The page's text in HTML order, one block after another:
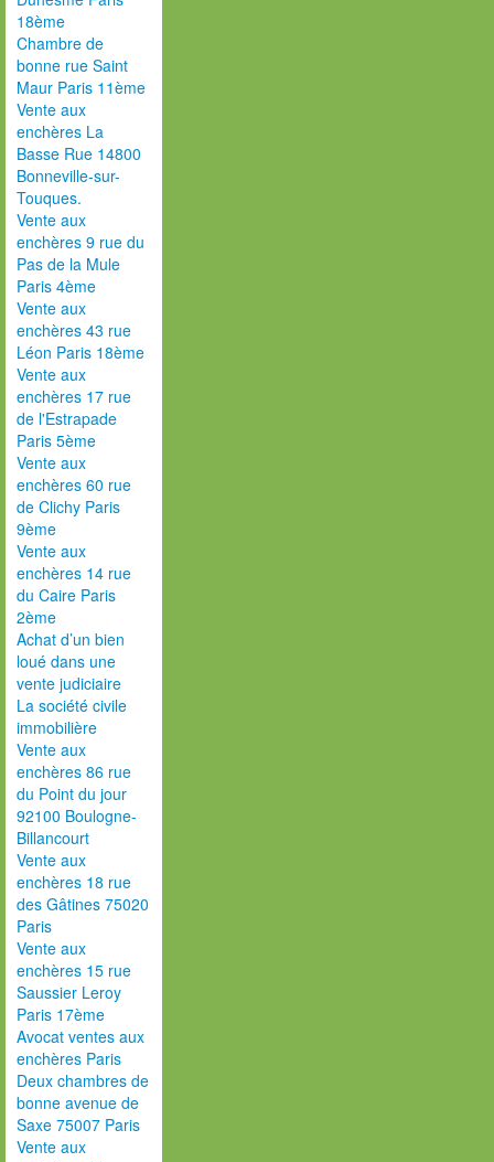
18ème
Chambre de
bonne rue Saint
Maur Paris 11ème
Vente aux
enchères La
Basse Rue 14800
Bonneville-sur-
Touques.
Vente aux
enchères 9 rue du
Pas de la Mule
Paris 4ème
Vente aux
enchères 43 rue
Léon Paris 18ème
Vente aux
enchères 17 rue
de l'Estrapade
Paris 5ème
Vente aux
enchères 60 rue
de Clichy Paris
9ème
Vente aux
enchères 14 rue
du Caire Paris
2ème
Achat d’un bien
loué dans une
vente judiciaire
La société civile
immobilière
Vente aux
enchères 86 rue
du Point du jour
92100 Boulogne-
Billancourt
Vente aux
enchères 18 rue
des Gâtines 75020
Paris
Vente aux
enchères 15 rue
Saussier Leroy
Paris 17ème
Avocat ventes aux
enchères Paris
Deux chambres de
bonne avenue de
Saxe 75007 Paris
Vente aux